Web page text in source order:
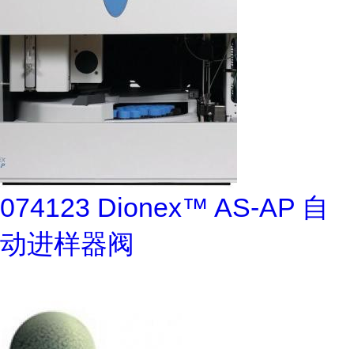
074123 Dionex™ AS-AP 自
动进样器阀